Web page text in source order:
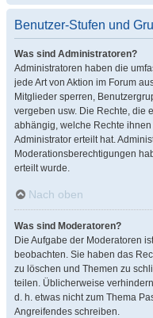
Benutzer-Stufen und
Was sind Administratoren?
Administratoren haben die
jede Art von Aktion im Forum
Mitglieder sperren,
vergeben usw. Die Rechte, die
abhängig, welche Rechte
Administrator erteilt hat.
Moderationsberechtigungen
erteilt wurde.
Nach oben
Was sind Moderatoren?
Die Aufgabe der Moderatoren
beobachten. Sie haben das
zu löschen und Themen zu
teilen. Üblicherweise
d. h. etwas nicht zum Thema
Angreifendes schreiben.